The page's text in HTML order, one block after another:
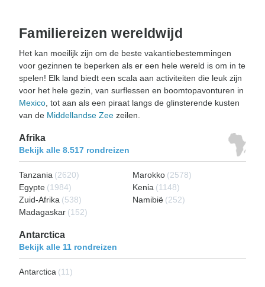
Familiereizen wereldwijd
Het kan moeilijk zijn om de beste vakantiebestemmingen
voor gezinnen te beperken als er een hele wereld is om in te
spelen! Elk land biedt een scala aan activiteiten die leuk zijn
voor het hele gezin, van surflessen en boomtopavonturen in
Mexico, tot aan als een piraat langs de glinsterende kusten
van de Middellandse Zee zeilen.
Afrika
Bekijk alle 8.517 rondreizen
Tanzania (2620) Marokko (2578)
Egypte (1984) Kenia (1148)
Zuid-Afrika (538) Namibië (252)
Madagaskar (152)
Antarctica
Bekijk alle 11 rondreizen
Antarctica (11)